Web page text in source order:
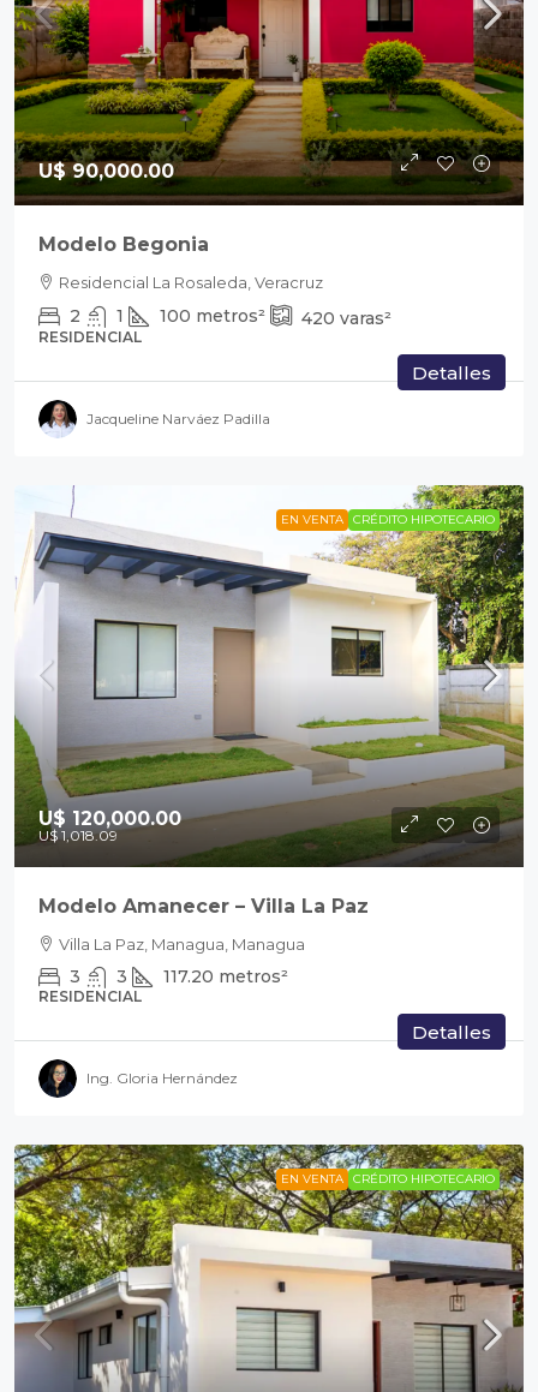
U$ 90,000.00
Modelo Begonia
Residencial La Rosaleda, Veracruz
2 1 100 metros² 420 varas²
RESIDENCIAL
Detalles
Jacqueline Narváez Padilla
EN VENTA CRÉDITO HIPOTECARIO
U$ 120,000.00
U$ 1,018.09
Modelo Amanecer – Villa La Paz
Villa La Paz, Managua, Managua
3 3 117.20 metros²
RESIDENCIAL
Detalles
Ing. Gloria Hernández
EN VENTA CRÉDITO HIPOTECARIO